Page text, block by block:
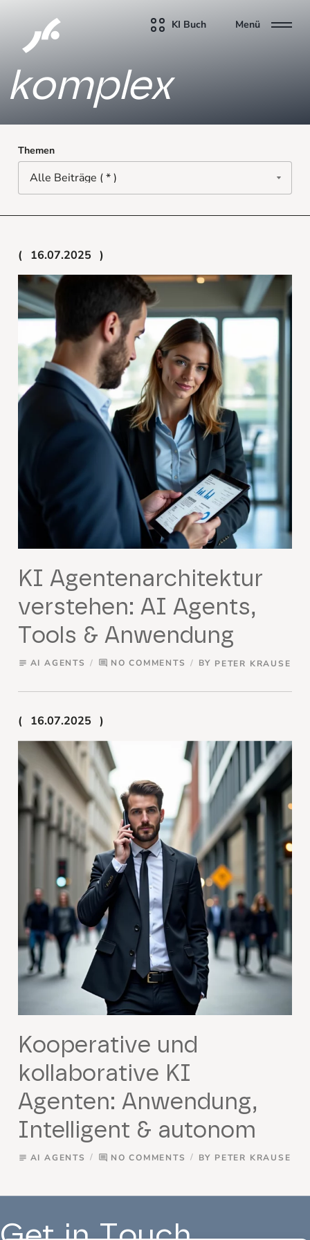
KI Buch Menü
komplex
Themen
16.07.2025
KI Agentenarchitektur
verstehen: AI Agents,
Tools & Anwendung
subject AI AGENTS comment NO COMMENTS BY PETER KRAUSE
16.07.2025
Kooperative und
kollaborative KI
Agenten: Anwendung,
Intelligent & autonom
subject AI AGENTS comment NO COMMENTS BY PETER KRAUSE